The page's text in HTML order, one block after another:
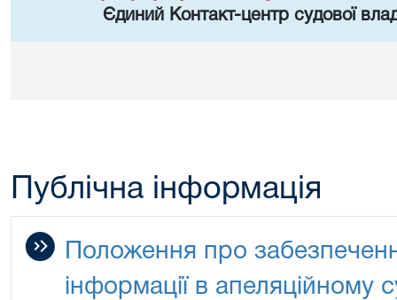
Єдиний Контакт-центр судової
Публічна інформація
Положення про
інформації в апеляційному